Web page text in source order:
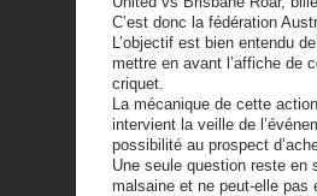
C’est donc la fédération
L’objectif est bien entendu
mettre en avant l’affiche de
criquet.
La mécanique de cette
intervient la veille de
possibilité au prospect
Une seule question reste en
malsaine et ne peut-elle pas